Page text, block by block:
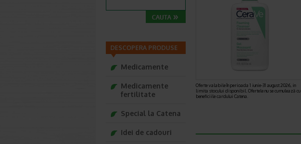
Oferte valabile în perioada 1 iunie-31 august 2026, in
limita stocului disponibil. Ofertele nu se cumulează cu
beneficiile cardului Catena.
DESCOPERA PRODUSE
Medicamente
Medicamente
fertilitate
Special la Catena
Idei de cadouri